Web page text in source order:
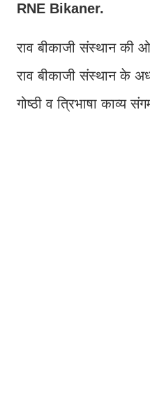
RNE Bikaner.
राव बीकाजी संस्थान की
राव बीकाजी संस्थान के
गोष्ठी व त्रिभाषा काव्य